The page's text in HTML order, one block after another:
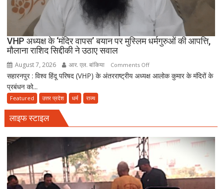
उलेमा
VHP अध्यक्ष के ‘मंदिर वापस’ बयान पर मुस्लिम धर्मगुरुओं की आपत्ति,
मौलाना राशिद सिद्दीकी ने उठाए सवाल
August 7, 2026 आर. एल. बांकिया Comments Offon
VHP
धर्मगुरुओं
की
आपत्ति,
सहारनपुर : विश्व हिंदू परिषद (VHP) के अंतरराष्ट्रीय अध्यक्ष आलोक कुमार के मंदिरों के
प्रबंधन को...
Featured उत्तर प्रदेश धर्म राज्य
लाइफ स्टाइल